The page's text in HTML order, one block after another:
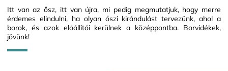
Itt van az ősz, itt van újra, mi pedig megmutatjuk, hogy merre
érdemes elindulni, ha olyan őszi kirándulást tervezünk, ahol a
borok, és azok előállítói kerülnek a középpontba. Borvidékek,
jövünk!